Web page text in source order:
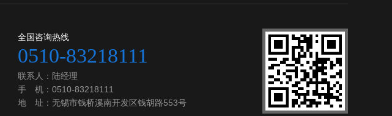
全国咨询热线
0510-83218111
联系人：陆经理
手 机：0510-83218111
地 址：无锡市钱桥溪南开发区钱胡路553号